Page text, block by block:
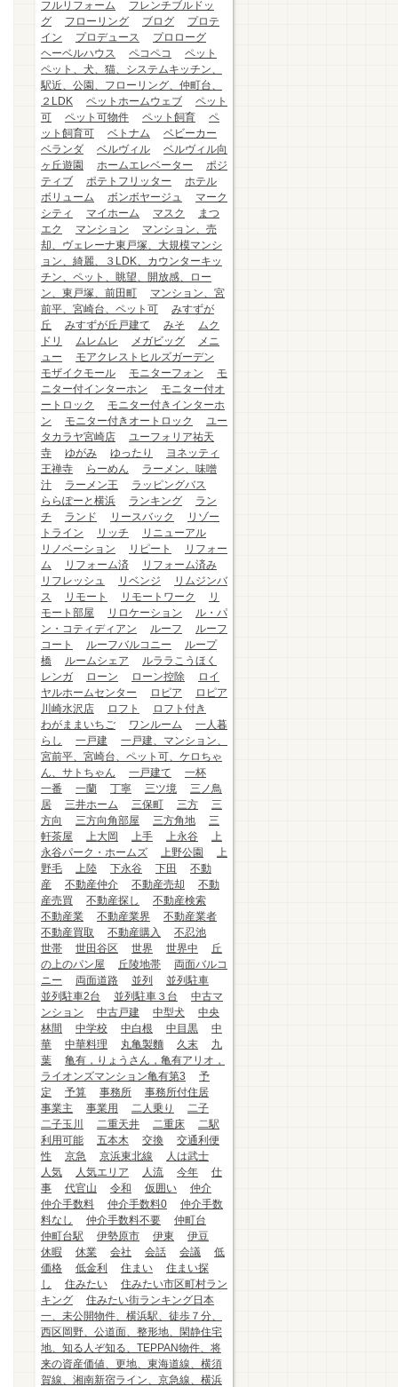
フルリフォーム
フレンチブルドッ
グ
フローリング ブログ
プロテ
イン
プロデュース
プロローグ
ヘーベルハウス
ペコペコ
ペット
ペット、犬、猫、システムキッチン、
駅近、公園、フローリング、仲町台、
２LDK
ペットホームウェブ
ペット
可
ペット可物件 ペット飼育
ペ
ット飼育可
ベトナム
ベビーカー
ベランダ
ベルヴィル
ベルヴィル向
ヶ丘遊園
ホームエレベーター
ポジ
ティブ
ポテトフリッター
ホテル
ボリューム
ボンボヤージュ
マーク
シティ
マイホーム マスク
まつ
エク
マンション
マンション、売
却、ヴェレーナ東戸塚、大規模マンシ
ョン、綺麗、３LDK、カウンターキッ
チン、ペット、眺望、開放感、ロー
ン、東戸塚、前田町
マンション、宮
前平、宮崎台、ペット可
みすずが
丘
みすずが丘戸建て みそ
ムク
ドリ
ムレムレ メガビッグ
メニ
ュー
モアクレストヒルズガーデン
モザイクモール
モニターフォン
モ
ニター付インターホン
モニター付オ
ートロック
モニター付きインターホ
ン
モニター付きオートロック
ユー
タカラヤ宮崎店
ユーフォリア祐天
寺
ゆがみ ゆったり
ヨネッティ
王禅寺
らーめん
ラーメン、味噌
汁
ラーメン王
ラッピングバス
ららぽーと横浜
ランキング
ラン
チ
ランド リースバック
リゾー
トライン
リッチ
リニューアル
リノベーション
リピート
リフォー
ム
リフォーム済
リフォーム済み
リフレッシュ
リベンジ
リムジンバ
ス
リモート リモートワーク
リ
モート部屋
リロケーション
ル・パ
ン・コティディアン
ルーフ
ルーフ
コート
ルーフバルコニー
ループ
橋
ルームシェア
ルララこうほく
レンガ
ローン ローン控除
ロイ
ヤルホームセンター
ロピア
ロピア
川崎水沢店
ロフト
ロフト付き
わがままいちご
ワンルーム
一人暮
らし
一戸建
一戸建、マンション、
宮前平、宮崎台、ペット可、ケロちゃ
ん、サトちゃん
一戸建て
一杯
一番
一蘭 丁寧 三ツ境
三ノ鳥
居
三井ホーム 三保町 三方
三
方向
三方向角部屋 三方角地
三
軒茶屋
上大岡 上手 上永谷
上
永谷パーク・ホームズ
上野公園
上
野毛
上陸 下永谷 下田
不動
産
不動産仲介 不動産売却
不動
産売買
不動産探し
不動産検索
不動産業
不動産業界
不動産業者
不動産買取
不動産購入
不忍池
世帯
世田谷区 世界 世界中
丘
の上のパン屋
丘陵地帯
両面バルコ
ニー
両面道路 並列
並列駐車
並列駐車2台
並列駐車３台
中古マ
ンション
中古戸建 中型犬
中央
林間
中学校 中白根 中目黒
中
華
中華料理 丸亀製麵 久末
九
葉
亀有，りょうさん，亀有アリオ，
ライオンズマンション亀有第3
予
定
予算 事務所
事務所付住居
事業主
事業用 二人乗り
二子
二子玉川
二重天井 二重床
二駅
利用可能
五本木 交換
交通利便
性
京急 京浜東北線
人は武士
人気
人気エリア 人流 今年
仕
事
代官山 令和 仮囲い
仲介
仲介手数料
仲介手数料0
仲介手数
料なし
仲介手数料不要
仲町台
仲町台駅
伊勢原市 伊東
伊豆
休暇
休業 会社 会話 会議
低
価格
低金利 住まい
住まい探
し
住みたい
住みたい市区町村ラン
キング
住みたい街ランキング日本
一、未公開物件、横浜駅、徒歩７分、
西区岡野、公道面、整形地、閑静住宅
地、知る人ぞ知る、TEPPAN物件、将
来の資産価値、更地、東海道線、横須
賀線、湘南新宿ライン、京急線、横浜